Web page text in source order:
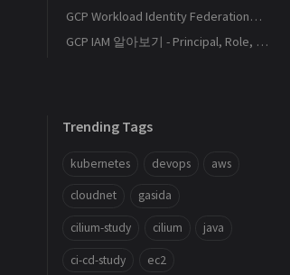
GCP Workload Identity Federation으로 외부 워크로드에 키 없이 권한 부여하기
GCP IAM 알아보기 - Principal, Role, Policy, Service Account
Trending Tags
kubernetes devops aws
cloudnet gasida
cilium-study cilium java
ci-cd-study ec2